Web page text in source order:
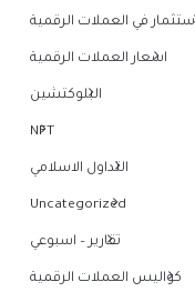
في العملات الرقمية
اسعار العملات الرقمية
البلوكتشين
NFT
التداول الاسلامي
Uncategorized
تقارير – اسبوعي
كواليس العملات الرقمية